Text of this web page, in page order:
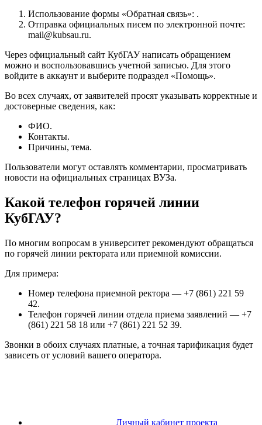
Использование формы «Обратная связь»: .
Отправка официальных писем по электронной почте:
mail@kubsau.ru.
Через официальный сайт КубГАУ написать обращением
можно и воспользовавшись учетной записью. Для этого
войдите в аккаунт и выберите подраздел «Помощь».
Во всех случаях, от заявителей просят указывать корректные и
достоверные сведения, как:
ФИО.
Контакты.
Причины, тема.
Пользователи могут оставлять комментарии, просматривать
новости на официальных страницах ВУЗа.
Какой телефон горячей линии
КубГАУ?
По многим вопросам в университет рекомендуют обращаться
по горячей линии ректората или приемной комиссии.
Для примера:
Номер телефона приемной ректора — +7 (861) 221 59
42.
Телефон горячей линии отдела приема заявлений — +7
(861) 221 58 18 или +7 (861) 221 52 39.
Звонки в обоих случаях платные, а точная тарификация будет
зависеть от условий вашего оператора.
Личный кабинет проекта